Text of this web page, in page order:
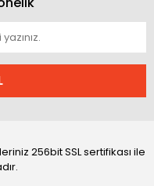
256bit SSL sertifikası ile